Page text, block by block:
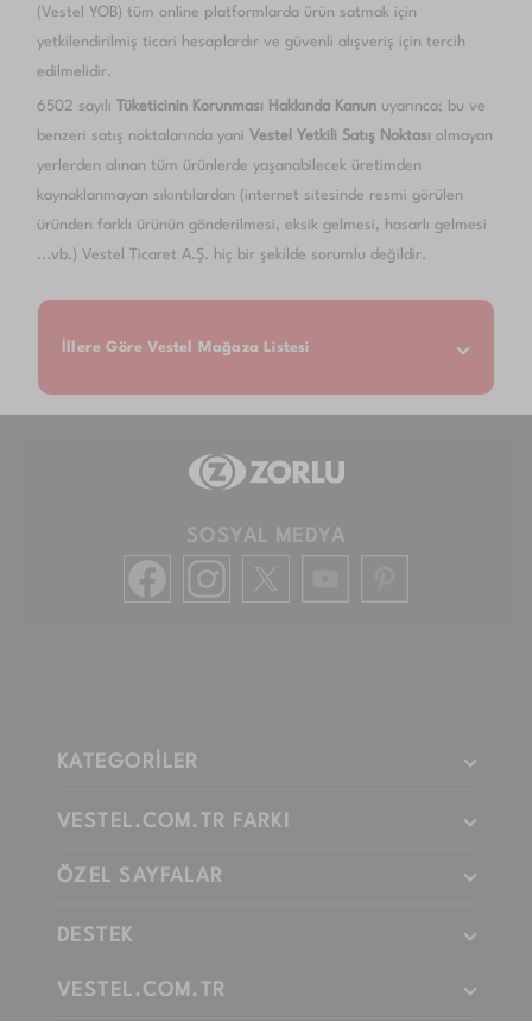
(Vestel YOB) tüm online platformlarda ürün satmak için
yetkilendirilmiş ticari hesaplardır ve güvenli alışveriş için tercih
edilmelidir.
6502 sayılı Tüketicinin Korunması Hakkında Kanun uyarınca; bu ve
benzeri satış noktalarında yani Vestel Yetkili Satış Noktası olmayan
yerlerden alınan tüm ürünlerde yaşanabilecek üretimden
kaynaklanmayan sıkıntılardan (internet sitesinde resmi görülen
üründen farklı ürünün gönderilmesi, eksik gelmesi, hasarlı gelmesi
...vb.) Vestel Ticaret A.Ş. hiç bir şekilde sorumlu değildir.
İllere Göre Vestel Mağaza Listesi
SOSYAL MEDYA
KATEGORİLER
VESTEL.COM.TR FARKI
ÖZEL SAYFALAR
DESTEK
VESTEL.COM.TR